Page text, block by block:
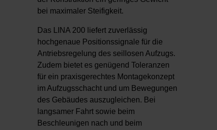
bei maximaler Steifigkeit.
Das LINA 200 liefert zuverlässig
hochgenaue Positionssignale für die
Antriebsregelung des seillosen Aufzugs.
Zudem bietet es genügend Toleranzen
für ein praxisgerechtes Montagekonzept
im Aufzugsschacht und um Bewegungen
des Gebäudes auszugleichen. Bei
langsamer Fahrt sowie beim
Beschleunigen nach und beim